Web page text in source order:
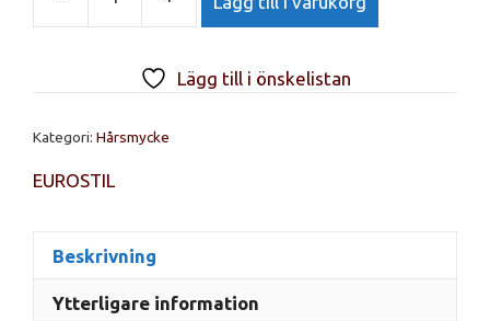
EUROSTIL,
RULOS
Lägg till i önskelistan
Kategori: Hårsmycke
EUROSTIL
Beskrivning
Ytterligare information